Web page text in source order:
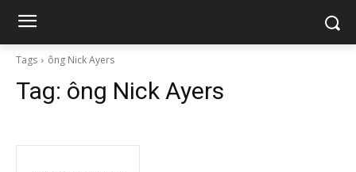
Tags ông Nick Ayers
Tag: ông Nick Ayers